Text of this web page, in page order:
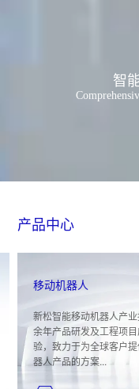
智
产品中心
移动机器人
新松智能移动机器人产
余年产品研发及工程项
验，致力于为全球客户
器人产品的方案...